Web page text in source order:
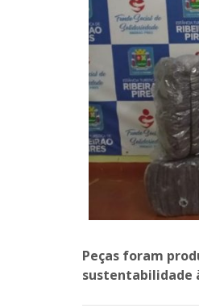
Peças foram
sustentabilidade